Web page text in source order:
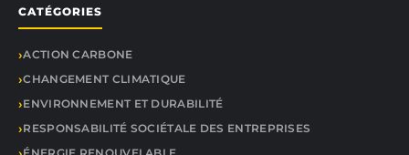
CATÉGORIES
ACTION CARBONE
CHANGEMENT CLIMATIQUE
ENVIRONNEMENT ET DURABILITÉ
RESPONSABILITÉ SOCIÉTALE DES ENTREPRISES